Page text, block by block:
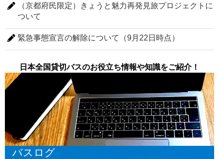
（京都府民限定）きょうと魅力再発見旅プロジェクトに
ついて
緊急事態宣言の解除について（9月22日時点）
日本全国貸切バスのお役立ち情報や知識をご紹介！
バスログ